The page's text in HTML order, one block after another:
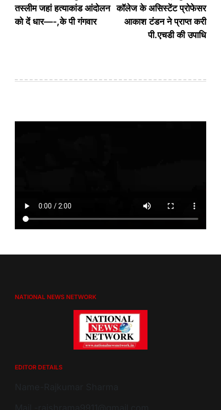
तस्लीम जहां हत्याकांड आंदोलन
को दें धार—-,के पी गंगवार
कॉलेज के असिस्टेंट प्रोफेसर
आकाश टंडन ने प्राप्त करी
पी.एचडी की उपाधि
NATIONAL NEWS NETWORK
EDITOR DETAILS